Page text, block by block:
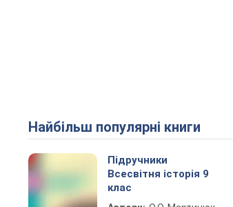
Найбільш популярні книги
Підручники
Всесвітня історія 9
клас